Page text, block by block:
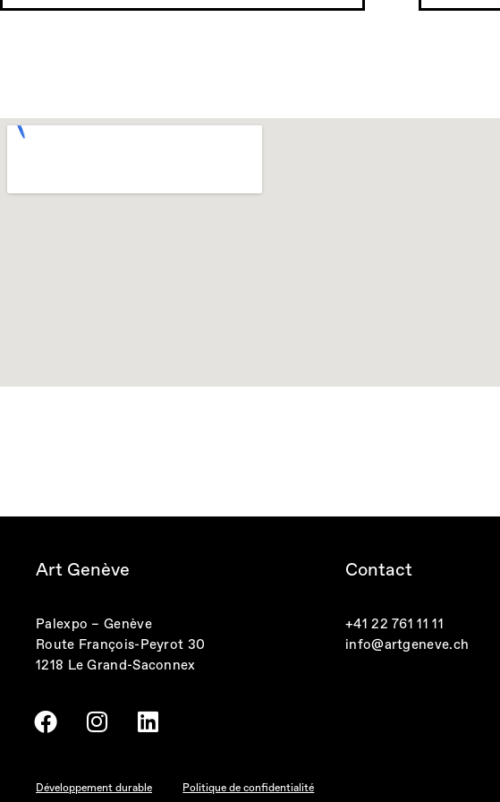
Art Genève
Palexpo – Genève
Route François-Peyrot 30
1218 Le Grand-Saconnex
F
a
e
I
n
t
L
i
k
Contact
+41 22 761 11 11
info@artgeneve.ch
Développement durable Politique de confidentialité